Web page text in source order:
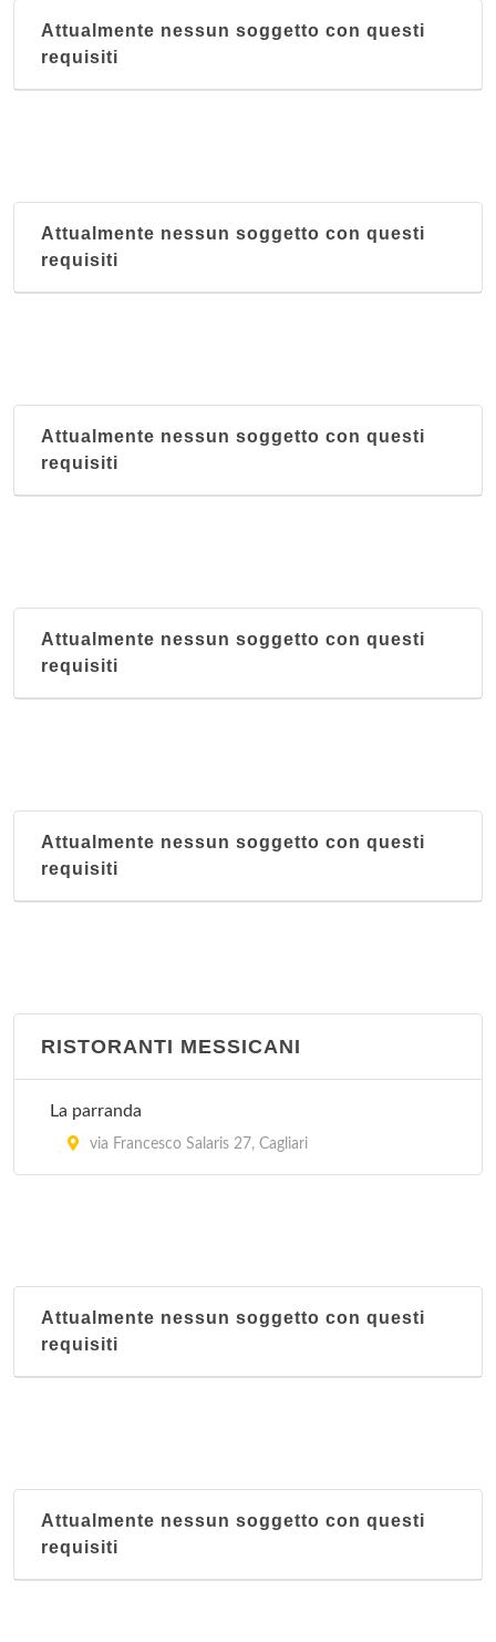
Attualmente nessun soggetto con questi
requisiti
Attualmente nessun soggetto con questi
requisiti
Attualmente nessun soggetto con questi
requisiti
Attualmente nessun soggetto con questi
requisiti
Attualmente nessun soggetto con questi
requisiti
RISTORANTI MESSICANI
La parranda
via Francesco Salaris 27, Cagliari
Attualmente nessun soggetto con questi
requisiti
Attualmente nessun soggetto con questi
requisiti